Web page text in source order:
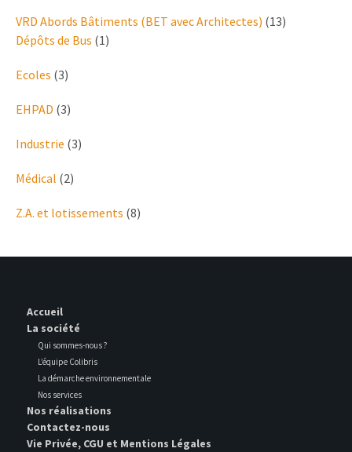
VRD Abords Bâtiments (BET avec Architectes) (13)
Dépôts de Bus (1)
Ecoles (3)
EHPAD (3)
Industrie (3)
Médical (2)
Z.A. et lotissements (8)
Accueil
La société
Qui sommes-nous ?
L’équipe Colibris
La démarche environnementale
Nos services
Nos réalisations
Contactez-nous
Vie Privée, CGU et Mentions Légales